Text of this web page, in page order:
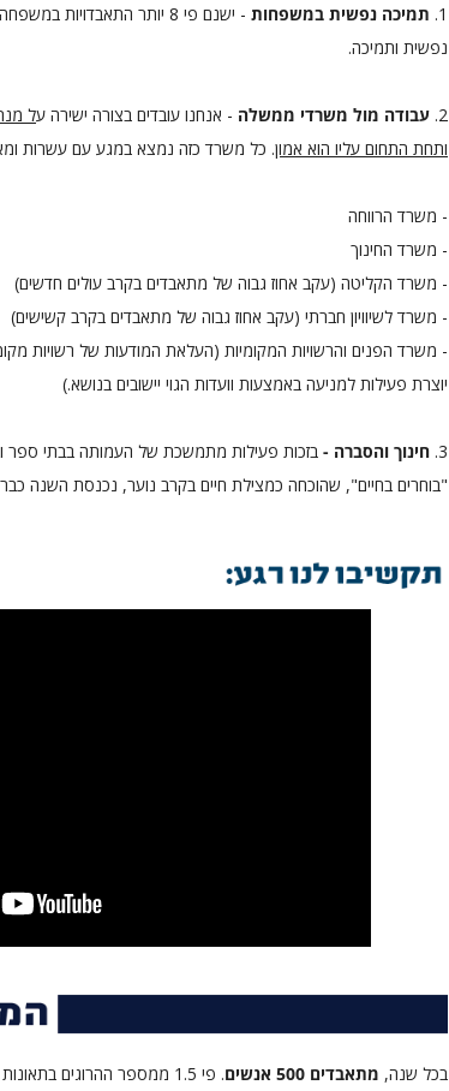
1. תמיכה נפשית במשפחות
- ישנם פי 8 יותר
נפשית ותמיכה.
2. עבודה מול משרדי ממשלה - אנחנו עובדים בצורה ישירה על
ותחת התחום עליו הוא אמון. כל משרד כזה נמצא במגע עם עשרות
- משרד הרווחה
- משרד החינוך
- משרד הקליטה (עקב אחוז גבוה של מתאבדים בקרב עולים חדשים)
- משרד לשיוויון חברתי (עקב אחוז גבוה של מתאבדים בקרב קשישים)
- משרד הפנים והרשויות המקומיות (העלאת המודעות של רשויות
יוצרת פעילות למניעה באמצעות וועדות הגוי יישובים בנושא.)
3. חינוך והסברה - בזכות פעילות מתמשכת של העמותה בבתי ספר
"בוחרים בחיים", שהוכחה כמצילת חיים בקרב נוער, נכנסת השנה כבר ל 100 בתי
בכל שנה, מתאבדים 500 אנשים . פי 1.5 ממספר ההרוגים בתאונות דרכים.